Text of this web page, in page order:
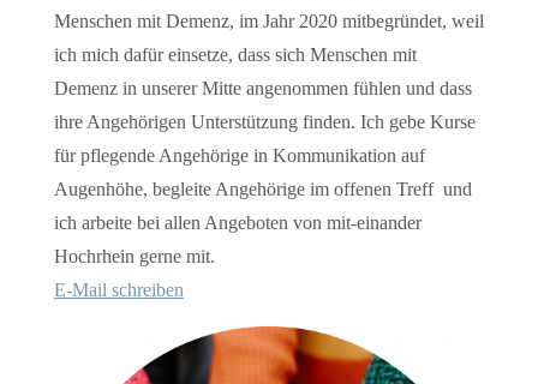
Menschen mit Demenz, im Jahr 2020 mitbegründet, weil
ich mich dafür einsetze, dass sich Menschen mit
Demenz in unserer Mitte angenommen fühlen und dass
ihre Angehörigen Unterstützung finden. Ich gebe Kurse
für pflegende Angehörige in Kommunikation auf
Augenhöhe, begleite Angehörige im offenen Treff und
ich arbeite bei allen Angeboten von mit-einander
Hochrhein gerne mit.
E-Mail schreiben